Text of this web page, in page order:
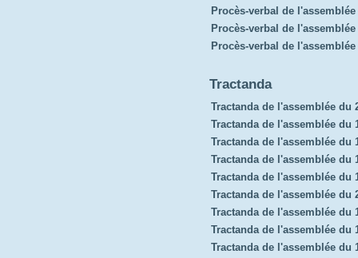
Procès-verbal de
Procès-verbal de
Procès-verbal de
Tractanda
Tractanda de l'assemblée du
Tractanda de l'assemblée du
Tractanda de l'assemblée du
Tractanda de l'assemblée du
Tractanda de l'assemblée du
Tractanda de l'assemblée du
Tractanda de l'assemblée du
Tractanda de l'assemblée du
Tractanda de l'assemblée du